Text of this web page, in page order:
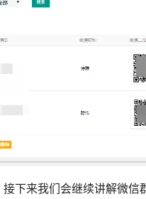
下来我们会继续讲解微信